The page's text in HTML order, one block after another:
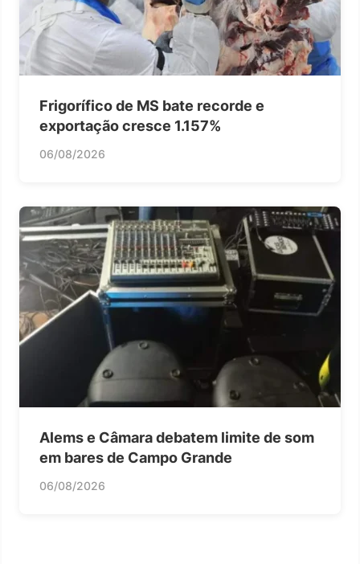
Frigorífico de MS bate recorde e
exportação cresce 1.157%
06/08/2026
Alems e Câmara debatem limite de som
em bares de Campo Grande
06/08/2026